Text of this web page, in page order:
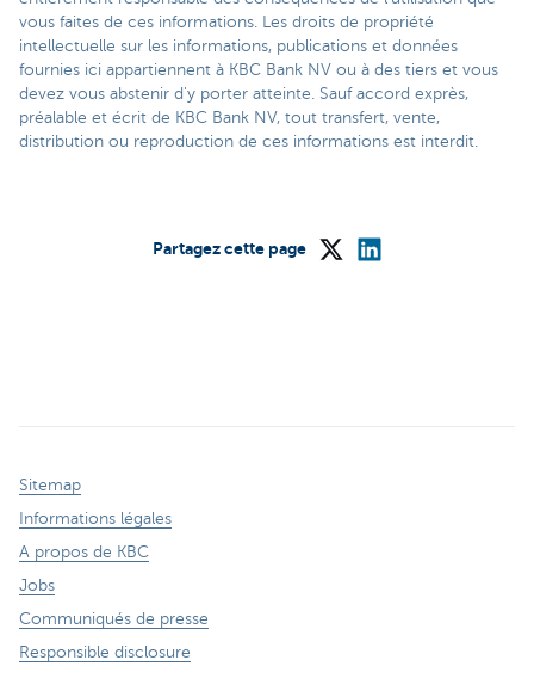
vous faites de ces informations. Les droits de propriété
intellectuelle sur les informations, publications et données
fournies ici appartiennent à KBC Bank NV ou à des tiers et vous
devez vous abstenir d'y porter atteinte. Sauf accord exprès,
préalable et écrit de KBC Bank NV, tout transfert, vente,
distribution ou reproduction de ces informations est interdit.
Partagez cette page
Sitemap
Informations légales
A propos de KBC
Jobs
Communiqués de presse
Responsible disclosure